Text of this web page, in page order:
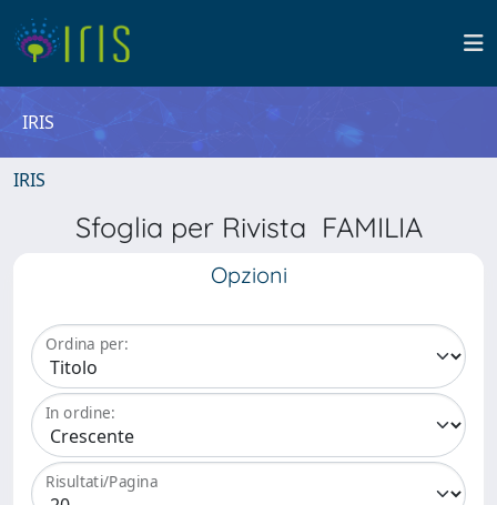
IRIS
IRIS
Sfoglia per Rivista FAMILIA
Opzioni
Ordina per:
In ordine:
Risultati/Pagina